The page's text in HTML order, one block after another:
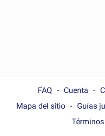
FAQ Cuenta
Mapa del sitio
Guías